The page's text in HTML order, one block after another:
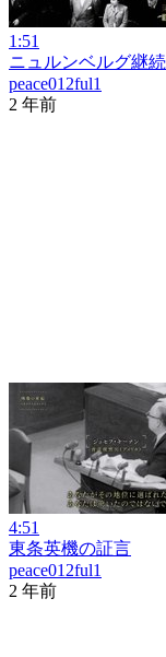
1:51
ニュルンベルグ継
peace012ful1
2 年前
4:51
東条英機の証言
peace012ful1
2 年前